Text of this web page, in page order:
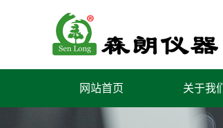
网站首页 关于我们